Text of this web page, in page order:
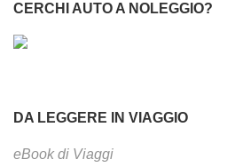
CERCHI AUTO A NOLEGGIO?
DA LEGGERE IN VIAGGIO
eBook di Viaggi